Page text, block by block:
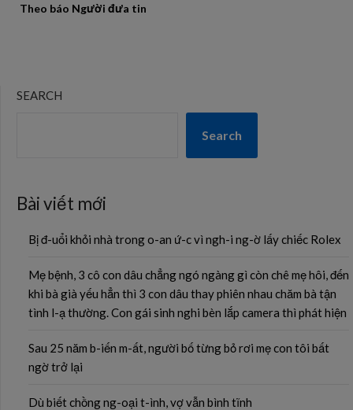
Theo báo Người đưa tin
SEARCH
Search
Bài viết mới
Bị đ-uổi khỏi nhà trong o-an ứ-c vì ngh-i ng-ờ lấy chiếc Rolex
Mẹ bệnh, 3 cô con dâu chẳng ngó ngàng gì còn chê mẹ hôi, đến
khi bà già yếu hẳn thì 3 con dâu thay phiên nhau chăm bà tận
tình l-ạ thường. Con gái sinh nghi bèn lắp camera thì phát hiện
Sau 25 năm b-iến m-ất, người bố từng bỏ rơi mẹ con tôi bất
ngờ trở lại
Dù biết chồng ng-oại t-ình, vợ vẫn bình tĩnh